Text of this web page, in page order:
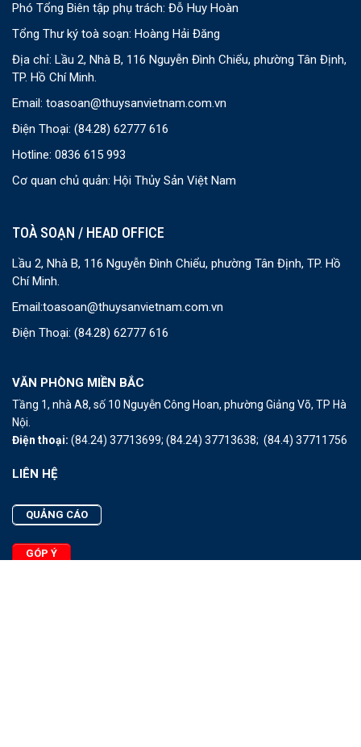
Phó Tổng Biên tập phụ trách: Đỗ Huy Hoàn
Tổng Thư ký toà soạn: Hoàng Hải Đăng
Địa chỉ: Lầu 2, Nhà B, 116 Nguyễn Đình Chiểu, phường Tân Định,
TP. Hồ Chí Minh.
Email: toasoan@thuysanvietnam.com.vn
Điện Thoại: (84.28) 62777 616
Hotline: 0836 615 993
Cơ quan chủ quản: Hội Thủy Sản Việt Nam
TOÀ SOẠN / HEAD OFFICE
Lầu 2, Nhà B, 116 Nguyễn Đình Chiểu, phường Tân Định, TP. Hồ
Chí Minh.
Email:toasoan@thuysanvietnam.com.vn
Điện Thoại: (84.28) 62777 616
VĂN PHÒNG MIỀN BẮC
Tầng 1, nhà A8, số 10 Nguyễn Công Hoan, phường Giảng Võ, TP Hà
Nội.
Điện thoại: (84.24) 37713699; (84.24) 37713638; (84.4) 37711756
LIÊN HỆ
QUẢNG CÁO
GÓP Ý